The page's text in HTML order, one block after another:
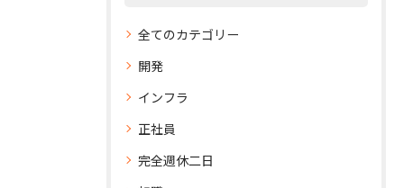
全てのカテゴリー
開発
インフラ
正社員
完全週休二日